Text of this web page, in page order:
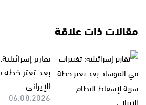
مقالات ذات علاقة
تقارير
بعد تعثر خطة
الإيراني
06.08.2026